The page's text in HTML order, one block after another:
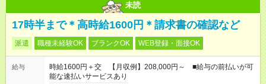
未読
17時半まで＊高時給1600円＊請求書の確認など
派遣 職種未経験OK ブランクOK WEB登録・面接OK
給与
時給1600円＋交 【月収例】208,000円～ ■給与の前払いが可
能な速払いサービスあり